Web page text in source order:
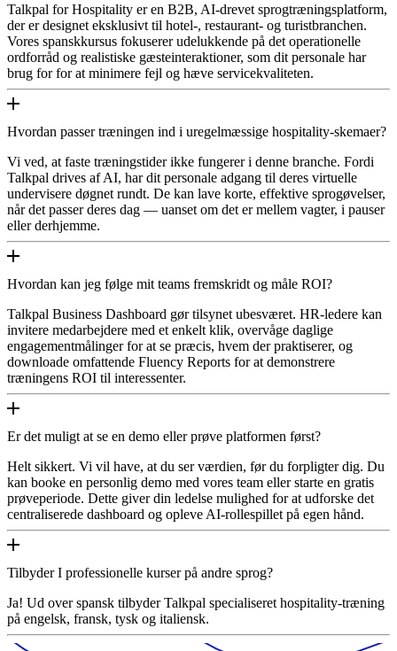
Talkpal for Hospitality er en B2B, AI-drevet sprogtræningsplatform,
der er designet eksklusivt til hotel-, restaurant- og turistbranchen.
Vores spanskkursus fokuserer udelukkende på det operationelle
ordforråd og realistiske gæsteinteraktioner, som dit personale har
brug for for at minimere fejl og hæve servicekvaliteten.
Hvordan passer træningen ind i uregelmæssige hospitality-skemaer?
Vi ved, at faste træningstider ikke fungerer i denne branche. Fordi
Talkpal drives af AI, har dit personale adgang til deres virtuelle
undervisere døgnet rundt. De kan lave korte, effektive sprogøvelser,
når det passer deres dag — uanset om det er mellem vagter, i pauser
eller derhjemme.
Hvordan kan jeg følge mit teams fremskridt og måle ROI?
Talkpal Business Dashboard gør tilsynet ubesværet. HR-ledere kan
invitere medarbejdere med et enkelt klik, overvåge daglige
engagementmålinger for at se præcis, hvem der praktiserer, og
downloade omfattende Fluency Reports for at demonstrere
træningens ROI til interessenter.
Er det muligt at se en demo eller prøve platformen først?
Helt sikkert. Vi vil have, at du ser værdien, før du forpligter dig. Du
kan booke en personlig demo med vores team eller starte en gratis
prøveperiode. Dette giver din ledelse mulighed for at udforske det
centraliserede dashboard og opleve AI-rollespillet på egen hånd.
Tilbyder I professionelle kurser på andre sprog?
Ja! Ud over spansk tilbyder Talkpal specialiseret hospitality-træning
på engelsk, fransk, tysk og italiensk.